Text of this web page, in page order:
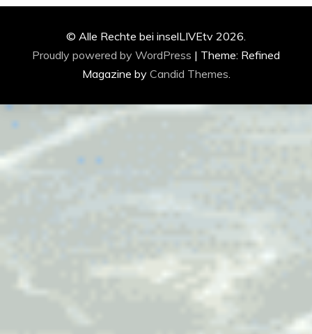
© Alle Rechte bei inselLIVEtv 2026.
Proudly powered by WordPress | Theme: Refined
Magazine by Candid Themes.